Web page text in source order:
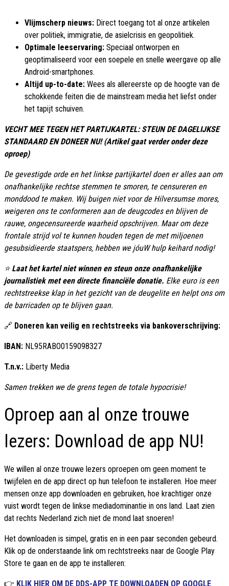
Vlijmscherp nieuws: Direct toegang tot al onze artikelen
over politiek, immigratie, de asielcrisis en geopolitiek.
Optimale leeservaring: Speciaal ontworpen en
geoptimaliseerd voor een soepele en snelle weergave op alle
Android-smartphones.
Altijd up-to-date: Wees als allereerste op de hoogte van de
schokkende feiten die de mainstream media het liefst onder
het tapijt schuiven.
VECHT MEE TEGEN HET PARTIJKARTEL: STEUN DE DAGELIJKSE
STANDAARD EN DONEER NU! (Artikel gaat verder onder deze
oproep)
De gevestigde orde en het linkse partijkartel doen er alles aan om
onafhankelijke rechtse stemmen te smoren, te censureren en
monddood te maken. Wij buigen niet voor de Hilversumse mores,
weigeren ons te conformeren aan de deugcodes en blijven de
rauwe, ongecensureerde waarheid opschrijven. Maar om deze
frontale strijd vol te kunnen houden tegen de met miljoenen
gesubsidieerde staatspers, hebben we jóuW hulp keihard nodig!
⭐ Laat het kartel niet winnen en steun onze onafhankelijke
journalistiek met een directe financiële donatie. Elke euro is een
rechtstreekse klap in het gezicht van de deugelite en helpt ons om
de barricaden op te blijven gaan.
🔗 Doneren kan veilig en rechtstreeks via bankoverschrijving:
IBAN: NL95RABO0159098327
T.n.v.: Liberty Media
Samen trekken we de grens tegen de totale hypocrisie!
Oproep aan al onze trouwe
lezers: Download de app NU!
We willen al onze trouwe lezers oproepen om geen moment te
twijfelen en de app direct op hun telefoon te installeren. Hoe meer
mensen onze app downloaden en gebruiken, hoe krachtiger onze
vuist wordt tegen de linkse mediadominantie in ons land. Laat zien
dat rechts Nederland zich niet de mond laat snoeren!
Het downloaden is simpel, gratis en in een paar seconden gebeurd.
Klik op de onderstaande link om rechtstreeks naar de Google Play
Store te gaan en de app te installeren:
👉 KLIK HIER OM DE DDS-APP TE DOWNLOADEN OP GOOGLE